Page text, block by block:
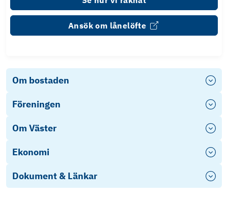
Ansök om lånelöfte
Om bostaden
Föreningen
Om Väster
Ekonomi
Dokument & Länkar